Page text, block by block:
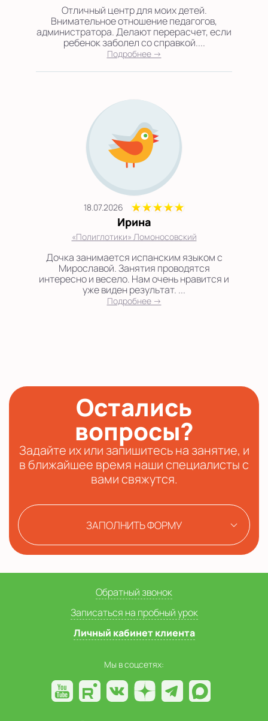
Отличный центр для моих детей.
Внимательное отношение педагогов,
администратора. Делают перерасчет, если
ребенок заболел со справкой....
Подробнее →
18.07.2026
Ирина
«Полиглотики» Ломоносовский
Дочка занимается испанским языком с
Мирославой. Занятия проводятся
интересно и весело. Нам очень нравится и
уже виден результат. ...
Подробнее →
Остались
вопросы?
Задайте их или запишитесь на занятие, и
в ближайшее время наши специалисты с
вами свяжутся.
ЗАПОЛНИТЬ ФОРМУ
Обратный звонок
Записаться на пробный урок
Личный кабинет клиента
Мы в соцсетях: